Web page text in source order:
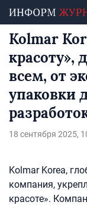
Kolmar
красоту»,
всем, от
упаковки
18 сентября 2025,
Kolmar Korea,
компания,
красоте».